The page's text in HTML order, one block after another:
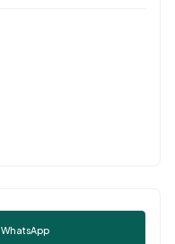
WhatsApp